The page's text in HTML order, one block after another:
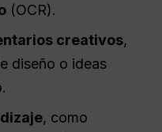
(OCR).
creativos,
diseño o ideas
, como